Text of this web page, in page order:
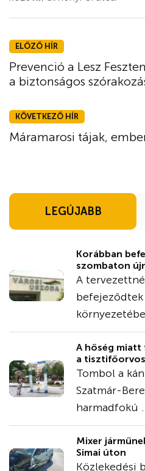
ELŐZŐ HÍR
Prevenció a Lesz
a biztonságos
KÖVETKEZŐ HÍR
Máramarosi tájak,
LEGÚJABB
Korábban
szombaton
A
A hőség
a tisztifőorvos
Tombol a
Szatmár-
harmadfokú
Mixer
Simai úton
Közlekedési